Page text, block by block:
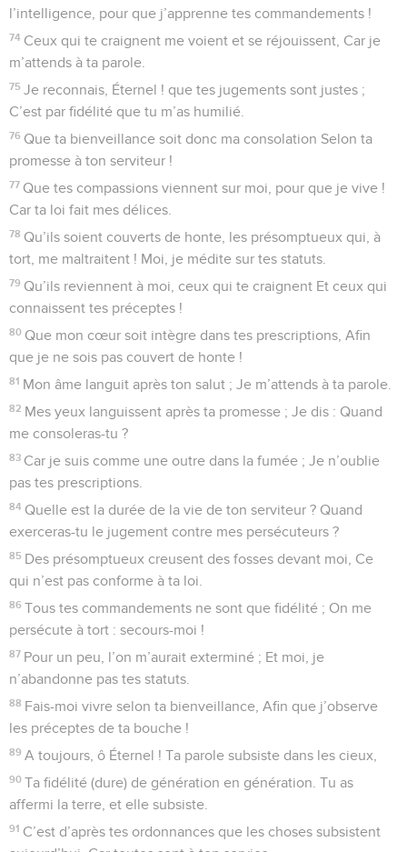
l’intelligence, pour que j’apprenne tes commandements !
74 Ceux qui te craignent me voient et se réjouissent, Car je
m’attends à ta parole.
75 Je reconnais, Éternel ! que tes jugements sont justes ;
C’est par fidélité que tu m’as humilié.
76 Que ta bienveillance soit donc ma consolation Selon ta
promesse à ton serviteur !
77 Que tes compassions viennent sur moi, pour que je vive !
Car ta loi fait mes délices.
78 Qu’ils soient couverts de honte, les présomptueux qui, à
tort, me maltraitent ! Moi, je médite sur tes statuts.
79 Qu’ils reviennent à moi, ceux qui te craignent Et ceux qui
connaissent tes préceptes !
80 Que mon cœur soit intègre dans tes prescriptions, Afin
que je ne sois pas couvert de honte !
81 Mon âme languit après ton salut ; Je m’attends à ta parole.
82 Mes yeux languissent après ta promesse ; Je dis : Quand
me consoleras-tu ?
83 Car je suis comme une outre dans la fumée ; Je n’oublie
pas tes prescriptions.
84 Quelle est la durée de la vie de ton serviteur ? Quand
exerceras-tu le jugement contre mes persécuteurs ?
85 Des présomptueux creusent des fosses devant moi, Ce
qui n’est pas conforme à ta loi.
86 Tous tes commandements ne sont que fidélité ; On me
persécute à tort : secours-moi !
87 Pour un peu, l’on m’aurait exterminé ; Et moi, je
n’abandonne pas tes statuts.
88 Fais-moi vivre selon ta bienveillance, Afin que j’observe
les préceptes de ta bouche !
89 A toujours, ô Éternel ! Ta parole subsiste dans les cieux,
90 Ta fidélité (dure) de génération en génération. Tu as
affermi la terre, et elle subsiste.
91 C’est d’après tes ordonnances que les choses subsistent